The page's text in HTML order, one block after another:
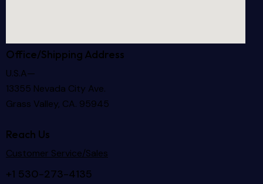
Office/Shipping Address
U.S.A—
13355 Nevada City Ave.
Grass Valley, CA. 95945
Reach Us
Customer Service/Sales
+1 530-273-4135